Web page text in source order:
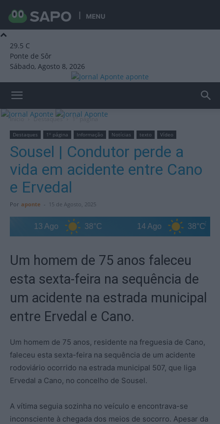
MENU
29.5 C
Ponte de Sôr
Sábado, Agosto 8, 2026
aponte
Início Destaques 1º página
Destaques 1º página Informação Notícias texto Vídeo
Sousel | Condutor perde a
vida em acidente entre Cano
e Ervedal
Por aponte - 15 de Agosto, 2025
13 Ago 38°C 14 Ago 38°C
Um homem de 75 anos faleceu
esta sexta-feira na sequência de
um acidente na estrada municipal
entre Ervedal e Cano.
Um homem de 75 anos, residente na freguesia de Cano,
faleceu esta sexta-feira na sequência de um acidente
rodoviário ocorrido na estrada municipal 507, que liga
Ervedal a Cano, no concelho de Sousel.
A vítima seguia sozinha no veículo e encontrava-se
inconsciente à chegada dos meios de socorro. Apesar da